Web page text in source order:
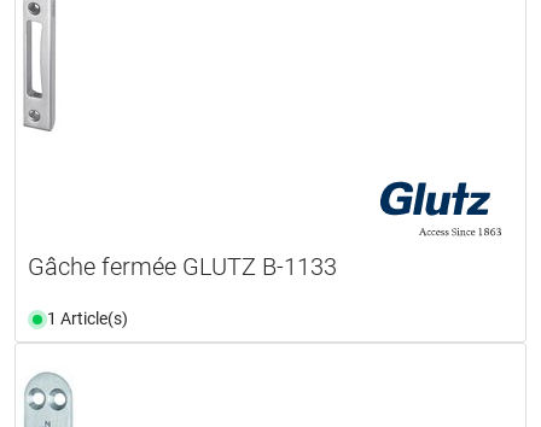
Gâche fermée GLUTZ B-1133
1 Article(s)